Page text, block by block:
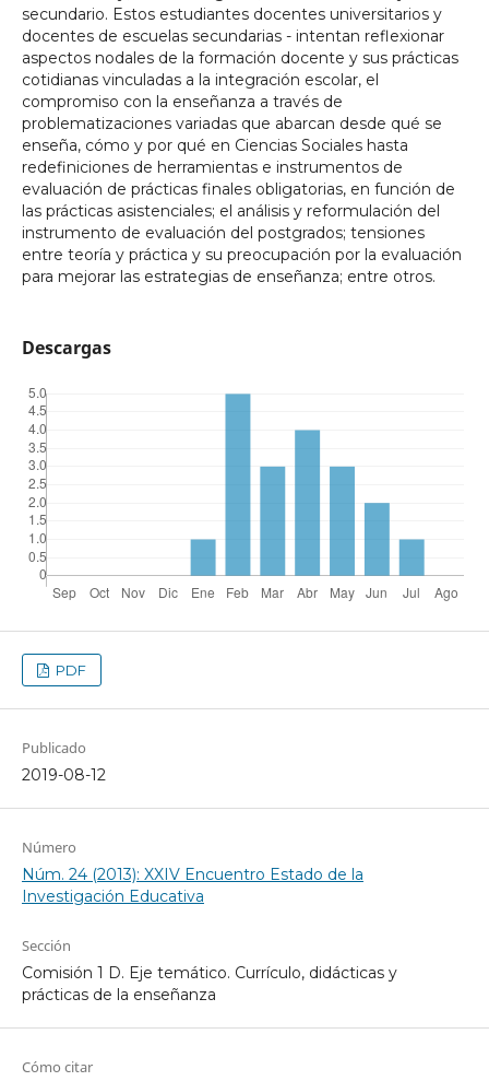
secundario. Estos estudiantes docentes universitarios y
docentes de escuelas secundarias - intentan reflexionar
aspectos nodales de la formación docente y sus prácticas
cotidianas vinculadas a la integración escolar, el
compromiso con la enseñanza a través de
problematizaciones variadas que abarcan desde qué se
enseña, cómo y por qué en Ciencias Sociales hasta
redefiniciones de herramientas e instrumentos de
evaluación de prácticas finales obligatorias, en función de
las prácticas asistenciales; el análisis y reformulación del
instrumento de evaluación del postgrados; tensiones
entre teoría y práctica y su preocupación por la evaluación
para mejorar las estrategias de enseñanza; entre otros.
Descargas
PDF
Publicado
2019-08-12
Número
Núm. 24 (2013): XXIV Encuentro Estado de la
Investigación Educativa
Sección
Comisión 1 D. Eje temático. Currículo, didácticas y
prácticas de la enseñanza
Cómo citar